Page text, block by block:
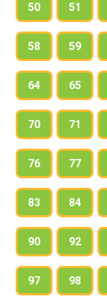
50 51
58 59
64 65
70 71
76 77
83 84
90 92
97 98